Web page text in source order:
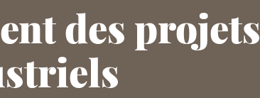
des projets